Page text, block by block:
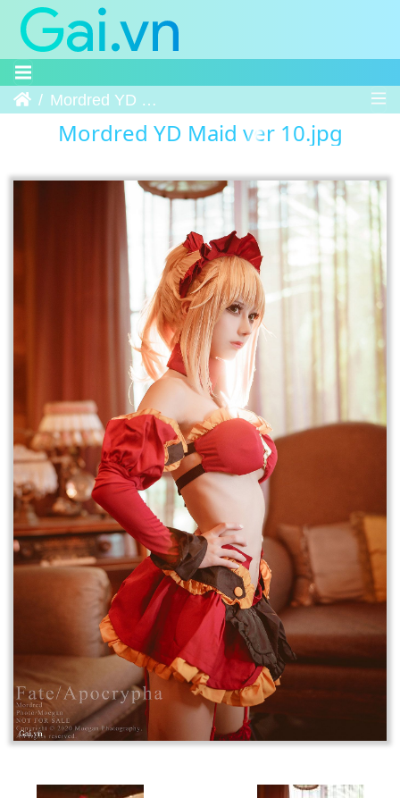
Trang chủMordred YD Maid ver 10
Mordred YD Maid ver 10.jpg